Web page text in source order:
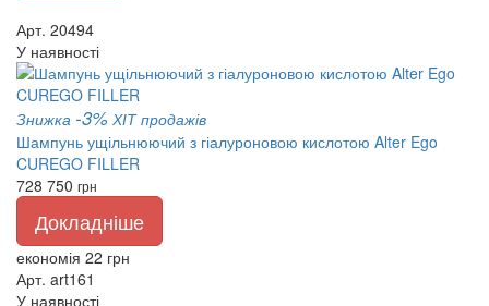
Арт. 20494
У наявності
Знижка -3% ХІТ продажів
Шампунь ущільнюючий з гіалуроновою кислотою Alter Ego
CUREGO FILLER
728 750 грн
Докладніше
економія 22 грн
Арт. art161
У наявності